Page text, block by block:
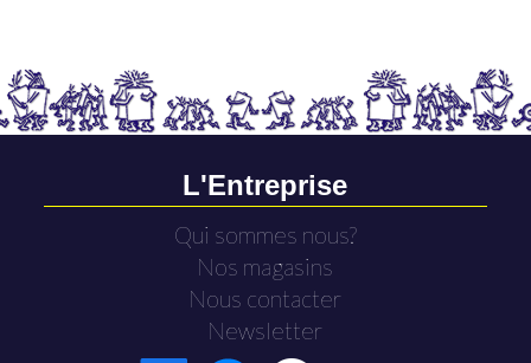
L'Entreprise
Qui sommes nous?
Nos magasins
Nous contacter
Newsletter